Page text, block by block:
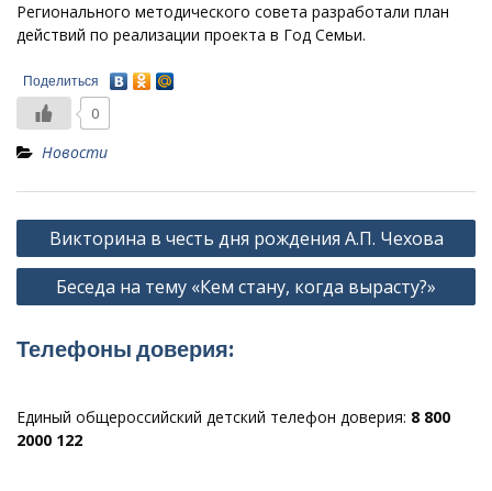
Регионального методического совета разработали план
действий по реализации проекта в Год Семьи.
Поделиться
0
Новости
Навигация
по
записям
Викторина в честь дня рождения А.П. Чехова
Беседа на тему «Кем стану, когда вырасту?»
Телефоны доверия:
Единый общероссийский детский телефон доверия: 8 800
2000 122